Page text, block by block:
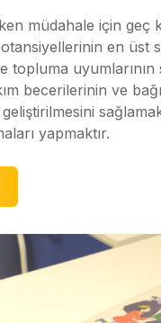
müdahale için geç
en üst
topluma uyumlarının
becerilerinin ve
yapmaktır.